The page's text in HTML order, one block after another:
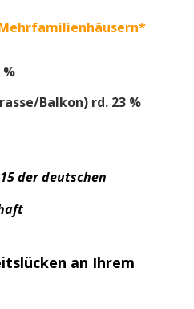
Balkon) rd. 23 %
der deutschen
an Ihrem